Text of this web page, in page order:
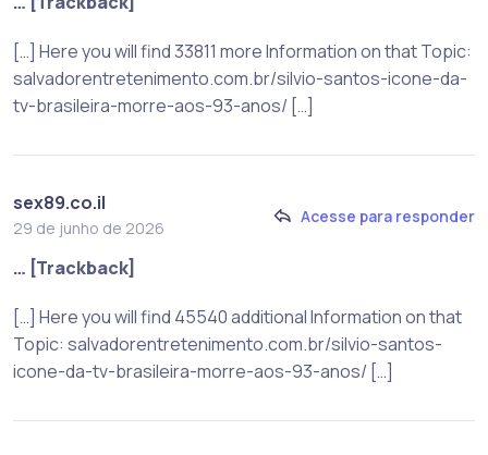
[…] Here you will find 33811 more Information on that Topic:
salvadorentretenimento.com.br/silvio-santos-icone-da-
tv-brasileira-morre-aos-93-anos/ […]
sex89.co.il
29 de junho de 2026
Acesse para responder
… [Trackback]
[…] Here you will find 45540 additional Information on that
Topic: salvadorentretenimento.com.br/silvio-santos-
icone-da-tv-brasileira-morre-aos-93-anos/ […]